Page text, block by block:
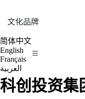
文化品牌
简体中文
English
Français
العربية
科创投资集